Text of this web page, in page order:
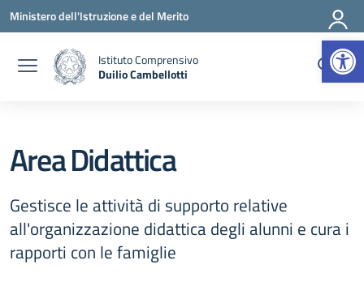
Vai ai contenuti
Vai al menu di navigazione
Vai al footer
Ministero dell'Istruzione e del Merito
Istituto Comprensivo
Duilio Cambellotti
Area Didattica
Gestisce le attività di supporto relative
all'organizzazione didattica degli alunni e cura i
rapporti con le famiglie